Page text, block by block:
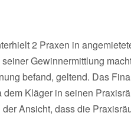
2 Praxen in
Gewinnermittlung
befand, geltend. Das
Kläger in seinen
Ansicht, dass die